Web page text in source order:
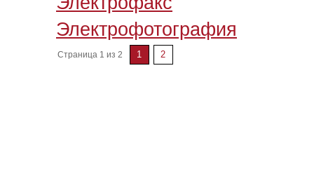
Электрофотография
Страница 1 из 2 1 2